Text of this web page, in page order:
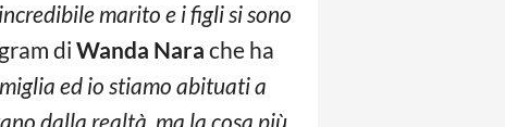
marito e i figli si sono
diWanda Nara che ha
ed io stiamo abituati a
dalla realtà, ma la cosa più